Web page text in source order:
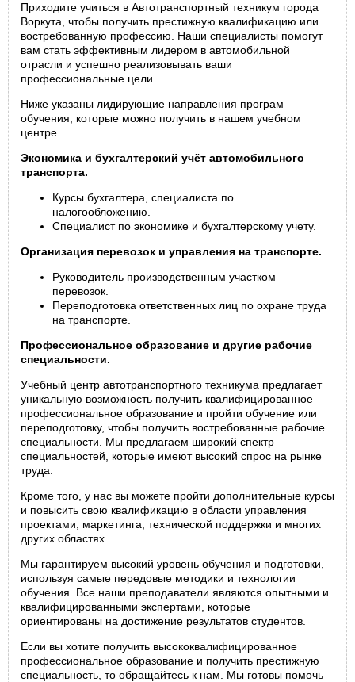
Приходите учиться в Автотранспортный техникум города
Воркута, чтобы получить престижную квалификацию или
востребованную профессию. Наши специалисты помогут
вам стать эффективным лидером в автомобильной
отрасли и успешно реализовывать ваши
профессиональные цели.
Ниже указаны лидирующие направления програм
обучения, которые можно получить в нашем учебном
центре.
Экономика и бухгалтерский учёт автомобильного
транспорта.
Курсы бухгалтера, специалиста по
налогообложению.
Специалист по экономике и бухгалтерскому учету.
Организация перевозок и управления на транспорте.
Руководитель производственным участком
перевозок.
Переподготовка ответственных лиц по охране труда
на транспорте.
Профессиональное образование и другие рабочие
специальности.
Учебный центр автотранспортного техникума предлагает
уникальную возможность получить квалифицированное
профессиональное образование и пройти обучение или
переподготовку, чтобы получить востребованные рабочие
специальности. Мы предлагаем широкий спектр
специальностей, которые имеют высокий спрос на рынке
труда.
Кроме того, у нас вы можете пройти дополнительные курсы
и повысить свою квалификацию в области управления
проектами, маркетинга, технической поддержки и многих
других областях.
Мы гарантируем высокий уровень обучения и подготовки,
используя самые передовые методики и технологии
обучения. Все наши преподаватели являются опытными и
квалифицированными экспертами, которые
ориентированы на достижение результатов студентов.
Если вы хотите получить высококвалифицированное
профессиональное образование и получить престижную
специальность, то обращайтесь к нам. Мы готовы помочь